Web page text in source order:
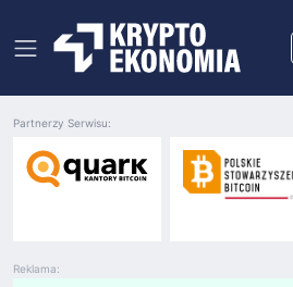
Reklama:
Partnerzy Serwisu: